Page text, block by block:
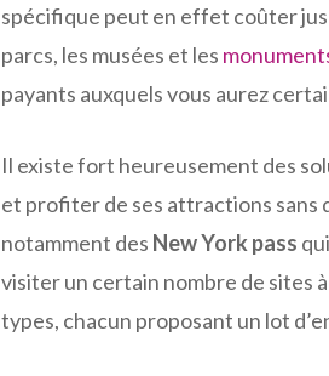
spécifique peut en effet coûter
parcs, les musées et les
payants auxquels vous aurez
Il existe fort heureusement des
et profiter de ses attractions sans
notamment des New York pass
visiter un certain nombre de sites
types, chacun proposant un lot